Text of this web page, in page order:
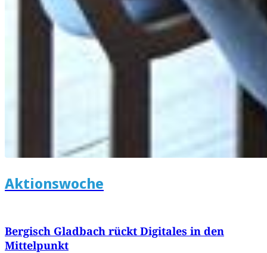
Aktionswoche
Bergisch Gladbach rückt Digitales in den
Mittelpunkt